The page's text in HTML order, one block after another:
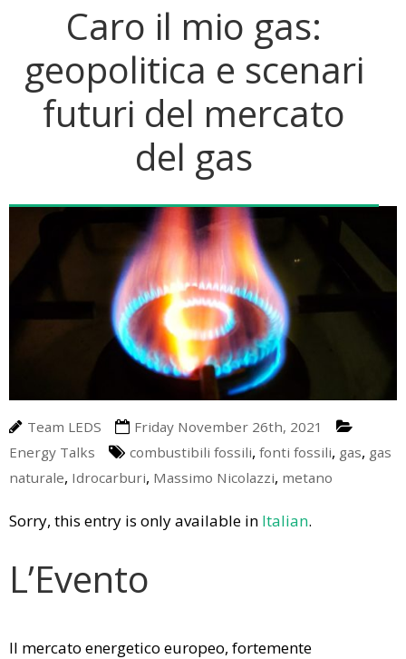
About Us
The Association
A Little Bit Of History
Events
Upcoming Events
Energy Jobs
LEDS Orientation
Workshops
Media
LEDS Discovery
Download
Thesis Proposals
Announcements
LEDS for Africa
Caro il mio gas:
geopolitica e scenari
futuri del mercato
del gas
Team LEDS
Friday November 26th, 2021
Energy Talks
combustibili fossili, fonti fossili, gas, gas
naturale, Idrocarburi, Massimo Nicolazzi, metano
Sorry, this entry is only available in Italian.
L’Evento
Il mercato energetico europeo, fortemente